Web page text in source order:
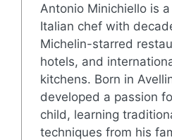
Antonio Minichiello is
Italian chef with
Michelin-starred
hotels, and
kitchens. Born in
developed a passion
child, learning
techniques from his